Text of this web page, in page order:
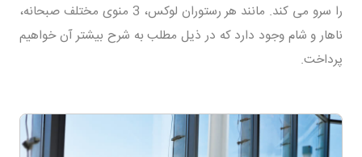
را سرو می کند. مانند هر رستوران لوکس، 3 منوی مختلف صبحانه،
ناهار و شام وجود دارد که در ذیل مطلب به شرح بیشتر آن خواهیم
پرداخت.